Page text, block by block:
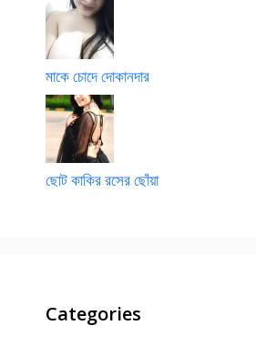
মাকে চোদে দোকানদার
ছোট কাকির রসের ছোঁয়া
Categories